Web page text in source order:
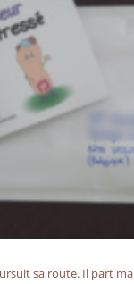
sa route. Il part